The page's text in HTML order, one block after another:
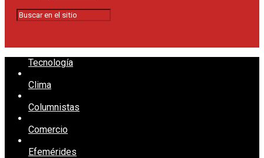
Tecnología
Clima
Columnistas
Comercio
Efemérides